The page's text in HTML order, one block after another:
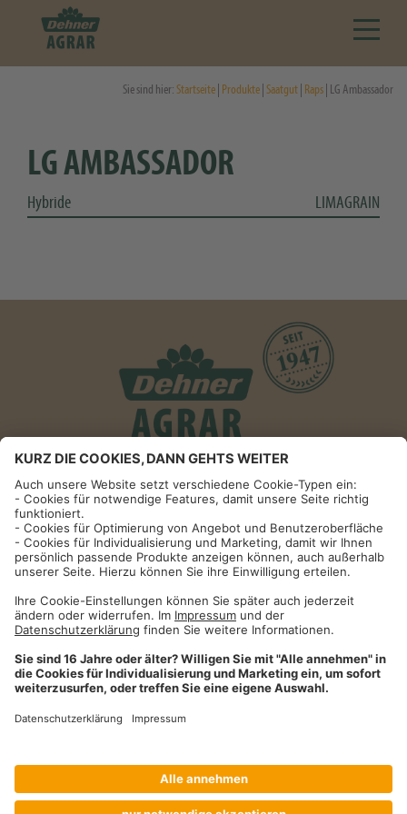
Sie sind hier:Startseite Produkte Saatgut Raps | LG Ambassador
LG AMBASSADOR
Hybride LIMAGRAIN
Informationen
Impressum
Datenschutzhinweise
AGB und Widerrufsbelehrung
Dehner Unternehmen
Cookie-Einstellungen
Dehner Agrar GmbH & Co. KG
09090 / 77 72 72
Fax09090 / 77 73 91